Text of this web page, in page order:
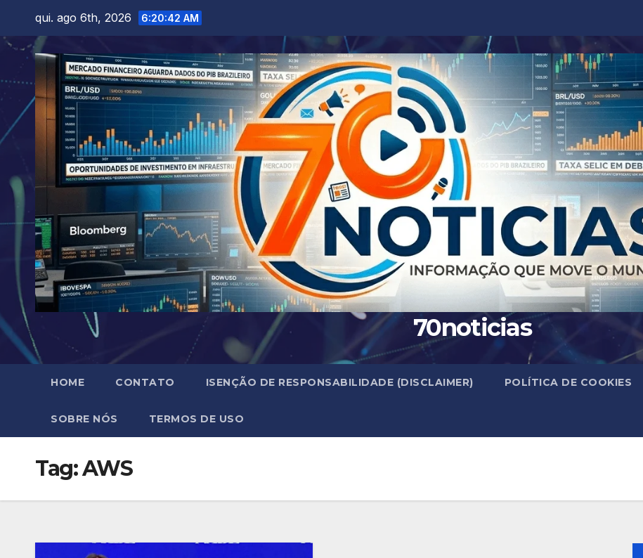
content
qui. ago 6th, 2026 6:20:44 AM
70noticias
HOME CONTATO ISENÇÃO DE RESPONSABILIDADE (DISCLAIMER) POLÍTICA DE COOKIES
SOBRE NÓS TERMOS DE USO
Tag:AWS